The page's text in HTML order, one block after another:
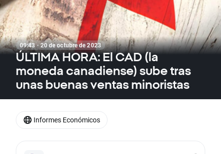
09:43 · 20 de octubre de 2023
ÚLTIMA HORA: El CAD (la
moneda canadiense) sube tras
unas buenas ventas minoristas
Informes Económicos